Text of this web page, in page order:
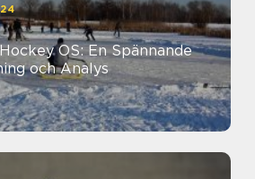
OS: En Spännande
och Analys